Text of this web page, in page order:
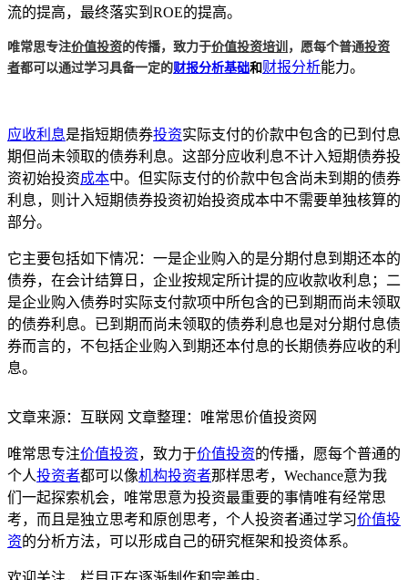
流的提高，最终落实到ROE的提高。
唯常思专注价值投资的传播，致力于价值投资培训，愿每个普通投资
者都可以通过学习具备一定的财报分析基础和财报分析能力。
应收利息是指短期债券投资实际支付的价款中包含的已到付息
期但尚未领取的债券利息。这部分应收利息不计入短期债券投
资初始投资成本中。但实际支付的价款中包含尚未到期的债券
利息，则计入短期债券投资初始投资成本中不需要单独核算的
部分。
它主要包括如下情况：一是企业购入的是分期付息到期还本的
债券，在会计结算日，企业按规定所计提的应收款收利息；二
是企业购入债券时实际支付款项中所包含的已到期而尚未领取
的债券利息。已到期而尚未领取的债券利息也是对分期付息债
券而言的，不包括企业购入到期还本付息的长期债券应收的利
息。
文章来源：互联网 文章整理：唯常思价值投资网
唯常思专注价值投资，致力于价值投资的传播，愿每个普通的
个人投资者都可以像机构投资者那样思考，Wechance意为我
们一起探索机会，唯常思意为投资最重要的事情唯有经常思
考，而且是独立思考和原创思考，个人投资者通过学习价值投
资的分析方法，可以形成自己的研究框架和投资体系。